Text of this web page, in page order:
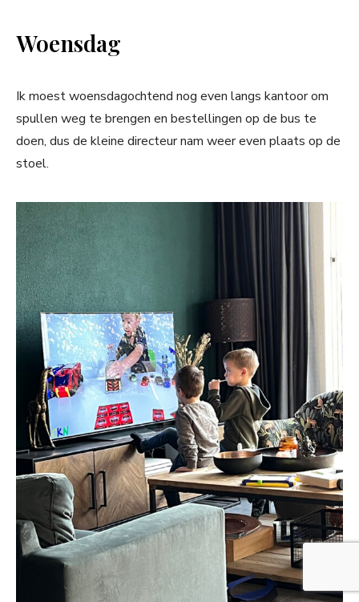
Woensdag
Ik moest woensdagochtend nog even langs kantoor om
spullen weg te brengen en bestellingen op de bus te
doen, dus de kleine directeur nam weer even plaats op de
stoel.